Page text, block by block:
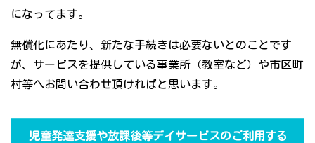
になってます。
無償化にあたり、新たな手続きは必要ないとのことです
が、サービスを提供している事業所（教室など）や市区町
村等へお問い合わせ頂ければと思います。
児童発達支援や放課後等デイサービスのご利用する